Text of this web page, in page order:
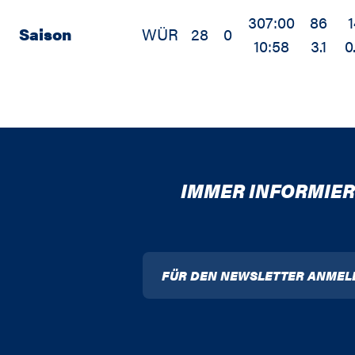
Saison WÜR 28 0
307:00
10:58
86
3.1
IMMER
FÜR DEN NEWSLETTER